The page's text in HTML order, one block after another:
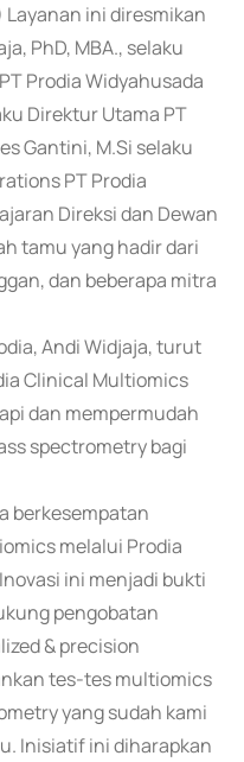
Layanan ini diresmikan
PhD, MBA., selaku
Prodia Widyahusada
Direktur Utama PT
Gantini, M.Si selaku
PT Prodia
Direksi dan Dewan
tamu yang hadir dari
dan beberapa mitra
Andi Widjaja, turut
Clinical Multiomics
dan mempermudah
spectrometry bagi
berkesempatan
melalui Prodia
ini menjadi bukti
pengobatan
& precision
tes-tes multiomics
yang sudah kami
Inisiatif ini diharapkan